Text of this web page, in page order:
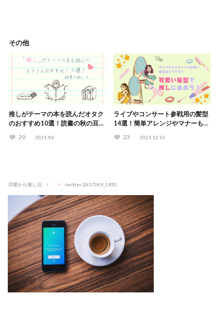
その他
推しがテーマの本を読んだオタク
のおすすめ10選！読書の秋の豆知
20 2021.9.6
ライブやコンサート参戦用の髪型
14選！簡単アレンジやマナーも解
23 2021.12.13
月曜から推し活 twitter-2617269_1920